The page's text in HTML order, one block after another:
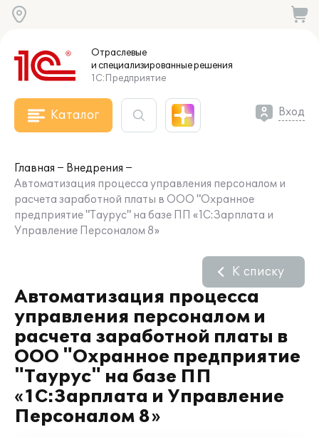
Отраслевые
и специализированныерешения
1С:Предприятие
Каталог Вход
Главная
Внедрения
Автоматизация процесса управления персоналом и
расчета заработной платы в ООО "Охранное
предприятие "Таурус" на базе ПП «1С:Зарплата и
Управление Персоналом 8»
Автоматизация процесса
управления персоналом и
расчета заработной платы в
ООО "Охранное предприятие
"Таурус" на базе ПП
«1С:Зарплата и Управление
Персоналом 8»
К списку